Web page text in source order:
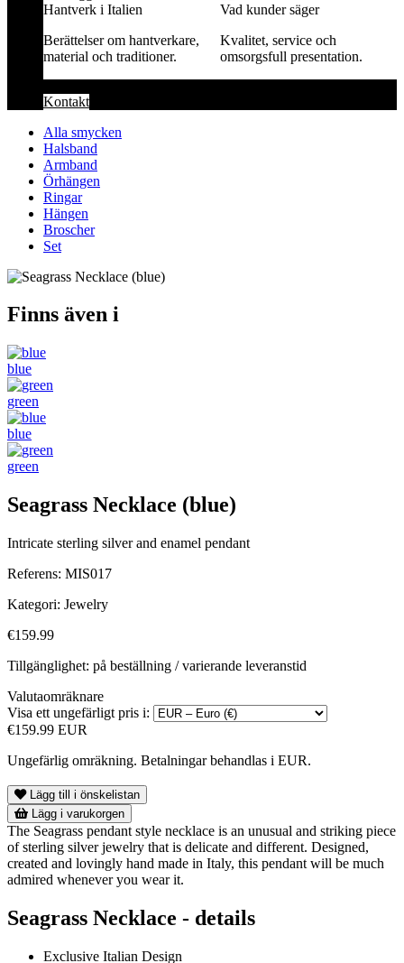
Hantverk i Italien
Berättelser om hantverkare,
material och traditioner.
Vad kunder säger
Kvalitet, service och
omsorgsfull presentation.
Kontakt
Alla smycken
Halsband
Armband
Örhängen
Ringar
Hängen
Broscher
Set
Finns även i
blue
green
blue
green
Seagrass Necklace (blue)
Intricate sterling silver and enamel pendant
Referens: MIS017
Kategori: Jewelry
€159.99
Tillgänglighet: på beställning / varierande leveranstid
Valutaomräknare
Visa ett ungefärligt pris i:
€159.99 EUR
Ungefärlig omräkning. Betalningar behandlas i EUR.
Lägg till i önskelistan
Lägg i varukorgen
The Seagrass pendant style necklace is an unusual and striking piece
of sterling silver jewelry that is delicate and different. Designed,
created and lovingly hand made in Italy, this pendant will be much
admired whenever you wear it.
Seagrass Necklace - details
Exclusive Italian Design